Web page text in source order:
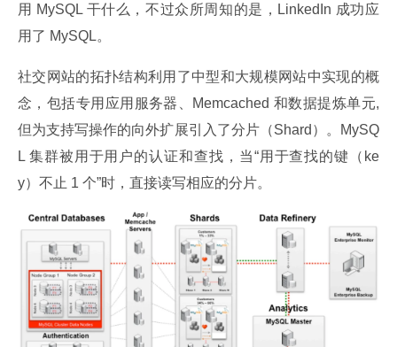
用 MySQL 干什么，不过众所周知的是，LinkedIn 成功应
用了 MySQL。
社交网站的拓扑结构利用了中型和大规模网站中实现的概
念，包括专用应用服务器、Memcached 和数据提炼单元,
但为支持写操作的向外扩展引入了分片（Shard）。MySQ
L 集群被用于用户的认证和查找，当“用于查找的键（ke
y）不止 1 个”时，直接读写相应的分片。